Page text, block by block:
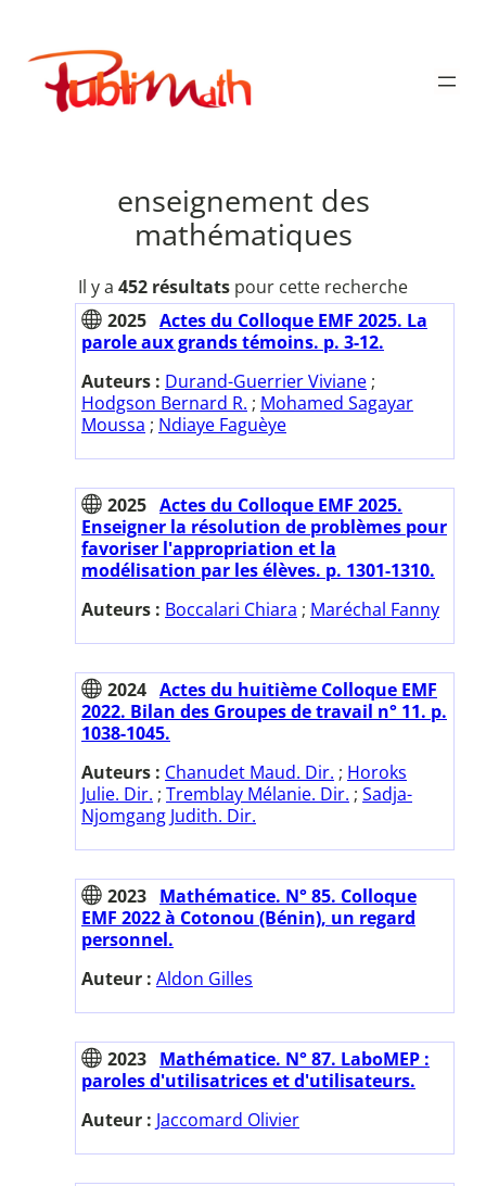
contenu
Publimath
enseignement des
mathématiques
Il y a 452 résultats pour cette recherche
2025 Actes du Colloque EMF 2025. La
parole aux grands témoins. p. 3-12.
Auteurs : Durand-Guerrier Viviane ;
Hodgson Bernard R. ; Mohamed Sagayar
Moussa ; Ndiaye Faguèye
2025 Actes du Colloque EMF 2025.
Enseigner la résolution de problèmes pour
favoriser l'appropriation et la
modélisation par les élèves. p. 1301-1310.
Auteurs : Boccalari Chiara ; Maréchal Fanny
2024 Actes du huitième Colloque EMF
2022. Bilan des Groupes de travail n° 11. p.
1038-1045.
Auteurs : Chanudet Maud. Dir. ; Horoks
Julie. Dir. ; Tremblay Mélanie. Dir. ; Sadja-
Njomgang Judith. Dir.
2023 Mathématice. N° 85. Colloque
EMF 2022 à Cotonou (Bénin), un regard
personnel.
Auteur : Aldon Gilles
2023 Mathématice. N° 87. LaboMEP :
paroles d'utilisatrices et d'utilisateurs.
Auteur : Jaccomard Olivier